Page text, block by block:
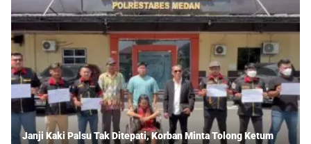
Janji Kaki Palsu Tak Ditepati, Korban Minta Tolong Ketum